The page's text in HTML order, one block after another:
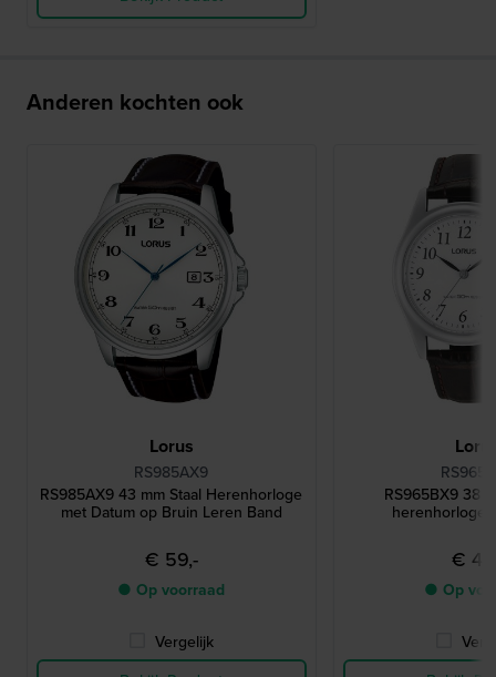
Anderen kochten ook
Lorus
RS985AX9
RS985AX9 43 mm Staal Herenhorloge
met Datum op Bruin Leren Band
€ 59,-
● Op voorraad
Vergelijk
RS965BX9 38
herenhorloge
€
● Op